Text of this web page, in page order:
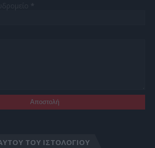
ΤΟΥ ΙΣΤΟΛΟΓΊΟΥ